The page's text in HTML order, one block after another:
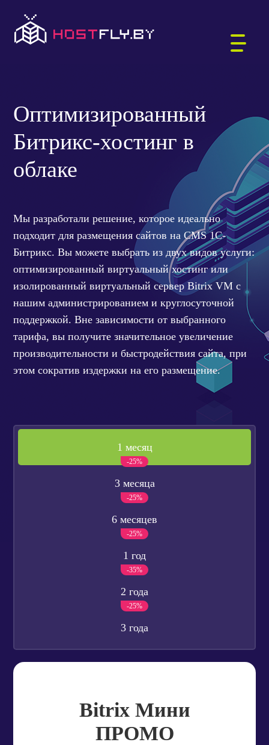
ХОСТИНГ САЙТОВ
ВИРТУАЛЬНЫЕ СЕРВЕРЫ
БИТРИКС-ХОСТИНГ
1С:БУХГАЛТЕРИЯ
ВЫДЕЛЕННЫЕ СЕРВЕРЫ
ЗАЩИЩЁННЫЙ ХОСТИНГ
РЕГИСТРАЦИЯ ДОМЕНОВ
КТО МЫ
НОВОСТИ И АКЦИИ
ВОПРОСЫ И ОТВЕТЫ
КОНТАКТЫ
ДОКУМЕНТЫ
Оптимизированный
Битрикс-хостинг в
облаке
Мы разработали решение, которое идеально
подходит для размещения сайтов на CMS 1С-
Битрикс. Вы можете выбрать из двух видов услуги:
оптимизированный виртуальный хостинг или
изолированный виртуальный сервер Bitrix VM с
нашим администрированием и круглосуточной
поддержкой. Вне зависимости от выбранного
тарифа, вы получите значительное увеличение
производительности и быстродействия сайта, при
этом сократив издержки на его размещение.
1 месяц
-25%
3 месяца
-25%
6 месяцев
-25%
1 год
-35%
2 года
-25%
3 года
Bitrix Мини
ПРОМО